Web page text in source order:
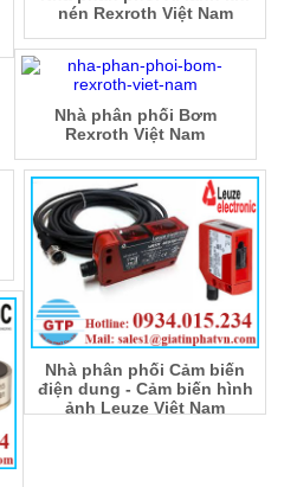
nén Rexroth Việt Nam
Nhà phân phối Bơm
Rexroth Việt Nam
Nhà phân phối Cảm biến
điện dung - Cảm biến hình
ảnh Leuze Việt Nam